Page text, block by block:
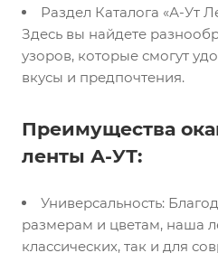
Раздел Каталога «А-Ут
Здесь вы найдете
узоров, которые смогут
вкусы и предпочтения.
Преимущества
ленты А-УТ:
Универсальность:
размерам и цветам, наша
классических, так и для